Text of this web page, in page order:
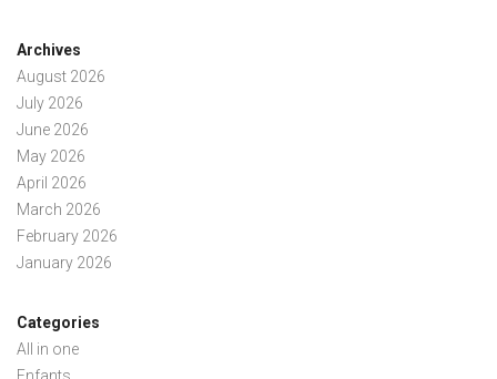
Archives
August 2026
July 2026
June 2026
May 2026
April 2026
March 2026
February 2026
January 2026
Categories
All in one
Enfants